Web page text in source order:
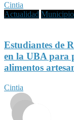
Cintia
Actualidad
Estudiantes de
en la UBA para
alimentos
Cintia